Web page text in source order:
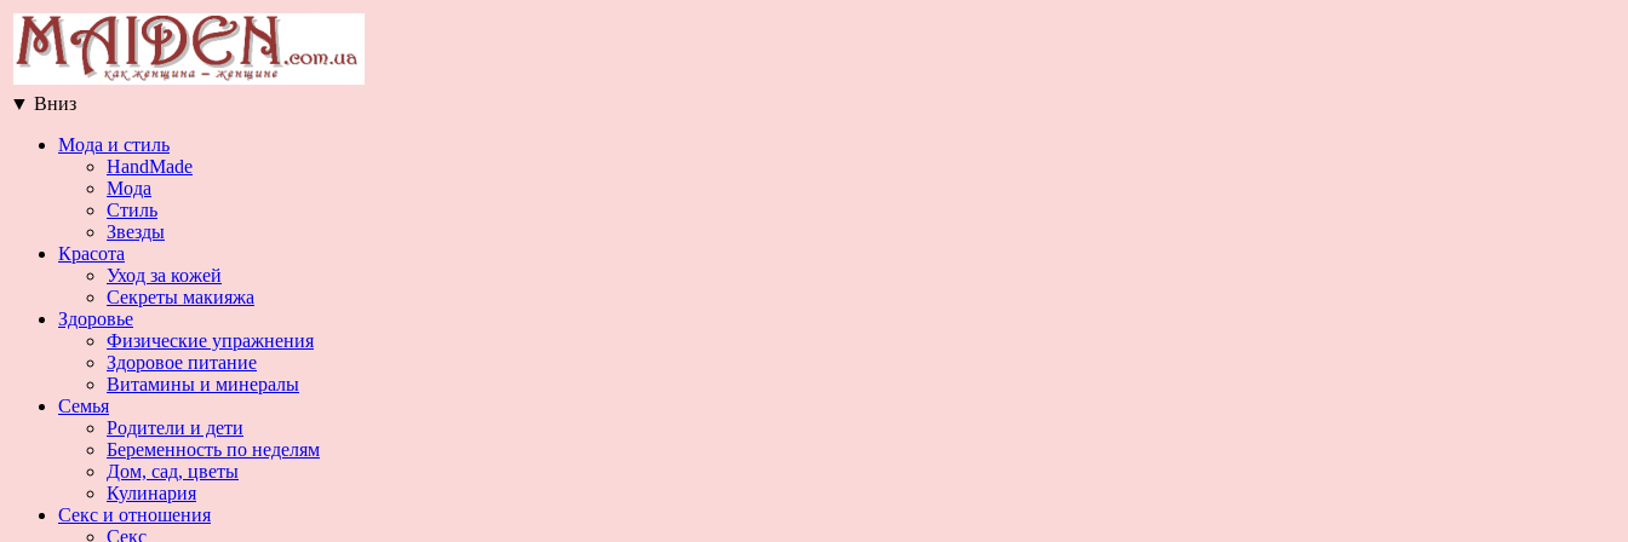
▼ Вниз
Мода и стиль
HandMade
Мода
Стиль
Звезды
Красота
Уход за кожей
Секреты макияжа
Здоровье
Физические упражнения
Здоровое питание
Витамины и минералы
Семья
Родители и дети
Беременность по неделям
Дом, сад, цветы
Кулинария
Секс и отношения
Секс